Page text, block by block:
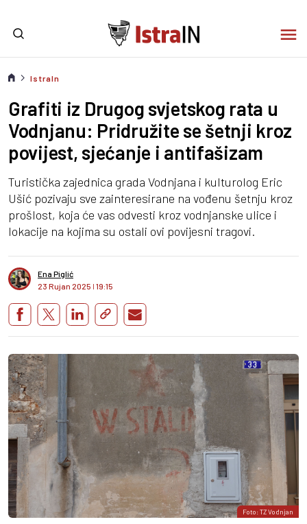
IstraIn
Grafiti iz Drugog svjetskog rata u
Vodnjanu: Pridružite se šetnji kroz
povijest, sjećanje i antifašizam
Turistička zajednica grada Vodnjana i kulturolog Eric
Ušić pozivaju sve zainteresirane na vođenu šetnju kroz
prošlost, koja će vas odvesti kroz vodnjanske ulice i
lokacije na kojima su ostali ovi povijesni tragovi.
Ena Piglić
23 Rujan 2025 I 19:15
Foto: TZ Vodnjan